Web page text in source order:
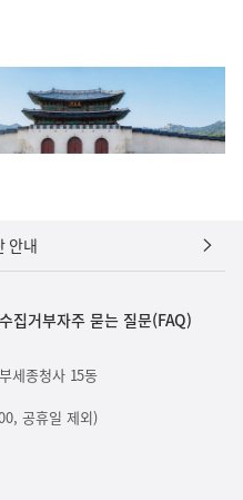
안내
집거부자주 묻는 질문(FAQ)
세종청사 15동
공휴일 제외)